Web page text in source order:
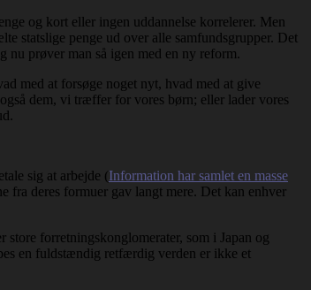
og kort eller ingen uddannelse korrelerer. Men
statslige penge ud over alle samfundsgrupper. Det
nu prøver man så igen med en ny reform.
med at forsøge noget nyt, hvad med at give
dem, vi træffer for vores børn; eller lader vores
sig at arbejde (Information har samlet en masse
fra deres formuer gav langt mere. Det kan enhver
forretningskonglomerater, som i Japan og
en fuldstændig retfærdig verden er ikke et